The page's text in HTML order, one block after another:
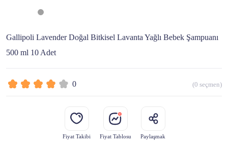
Gallipoli Lavender Doğal Bitkisel Lavanta Yağlı Bebek Şampuanı
500 ml 10 Adet
0 (0 seçmen)
Fiyat Takibi Fiyat Tablosu Paylaşmak